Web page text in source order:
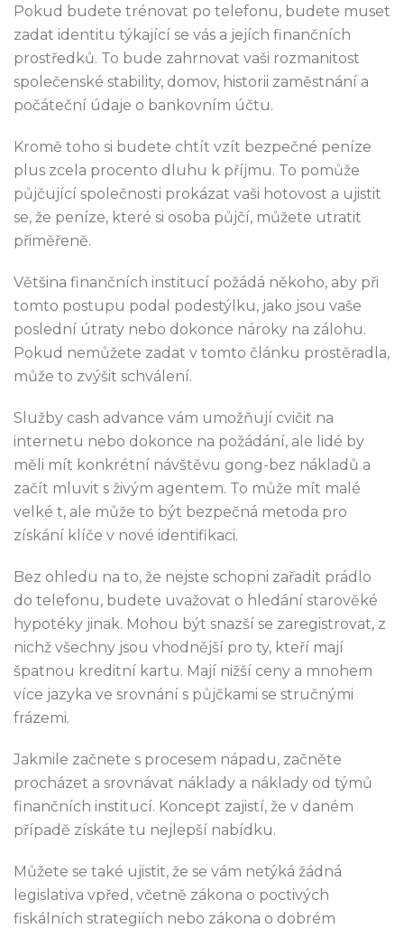
Pokud budete trénovat po telefonu, budete muset
zadat identitu týkající se vás a jejích finančních
prostředků. To bude zahrnovat vaši rozmanitost
společenské stability, domov, historii zaměstnání a
počáteční údaje o bankovním účtu.
Kromě toho si budete chtít vzít bezpečné peníze
plus zcela procento dluhu k příjmu. To pomůže
půjčující společnosti prokázat vaši hotovost a ujistit
se, že peníze, které si osoba půjčí, můžete utratit
přiměřeně.
Většina finančních institucí požádá někoho, aby při
tomto postupu podal podestýlku, jako jsou vaše
poslední útraty nebo dokonce nároky na zálohu.
Pokud nemůžete zadat v tomto článku prostěradla,
může to zvýšit schválení.
Služby cash advance vám umožňují cvičit na
internetu nebo dokonce na požádání, ale lidé by
měli mít konkrétní návštěvu gong-bez nákladů a
začít mluvit s živým agentem. To může mít malé
velké t, ale může to být bezpečná metoda pro
získání klíče v nové identifikaci.
Bez ohledu na to, že nejste schopni zařadit prádlo
do telefonu, budete uvažovat o hledání starověké
hypotéky jinak. Mohou být snazší se zaregistrovat, z
nichž všechny jsou vhodnější pro ty, kteří mají
špatnou kreditní kartu. Mají nižší ceny a mnohem
více jazyka ve srovnání s půjčkami se stručnými
frázemi.
Jakmile začnete s procesem nápadu, začněte
procházet a srovnávat náklady a náklady od týmů
finančních institucí. Koncept zajistí, že v daném
případě získáte tu nejlepší nabídku.
Můžete se také ujistit, že se vám netýká žádná
legislativa vpřed, včetně zákona o poctivých
fiskálních strategiích nebo zákona o dobrém